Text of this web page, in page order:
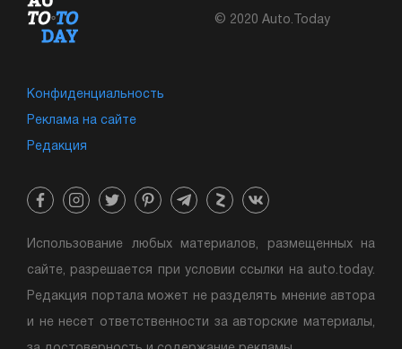
© 2020 Auto.Today
Конфиденциальность
Реклама на сайте
Редакция
Использование любых материалов, размещенных на
сайте, разрешается при условии ссылки на auto.today.
Редакция портала может не разделять мнение автора
и не несет ответственности за авторские материалы,